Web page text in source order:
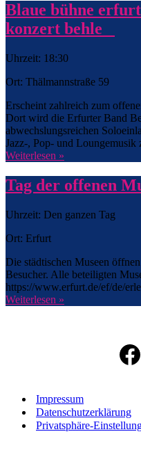
Blaue bühne
konzert behle
Uhrzeit: 18:30
Ort: Thälmannstraße 59
Erscheint zahlreich zum
Dort wird die Erfurter Band
abwechslungsreichen
Jazz-, Pop- und Loungemusik
Weiterlesen »
Tag der offenen
Uhrzeit: Den ganzen Tag
Ort: Erfurt
Die städtischen Museen
Besucher. Alle beteiligten
https://www.erfurt.de/ef/de/
Weiterlesen »
Impressum
Datenschutzerklärung
Privatsphäre-